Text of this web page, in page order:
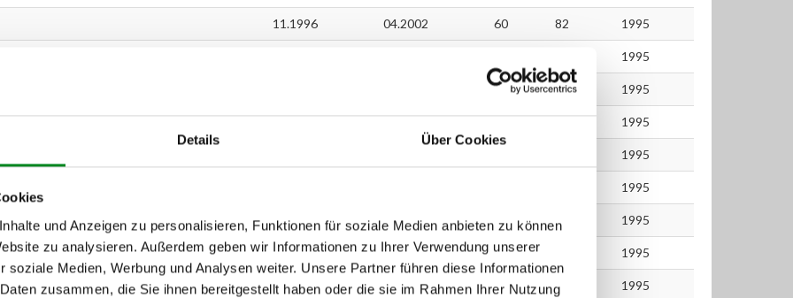
Details Über Cookies
und Anzeigen zu personalisieren, Funktionen für soziale Medien anbieten zu können
zu analysieren. Außerdem geben wir Informationen zu Ihrer Verwendung unserer
soziale Medien, Werbung und Analysen weiter. Unsere Partner führen diese Informationen
zusammen, die Sie ihnen bereitgestellt haben oder die sie im Rahmen Ihrer Nutzung
11.1996 04.2002 60 82 1995
1995
60 82 1995
1995
1995
1995
08.1999 01.2005 74 101 1995
08.1999 01.2005 74 1995
06.1997 04.2002 74 101 1995